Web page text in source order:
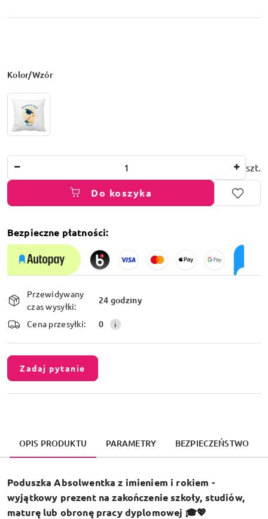
Wariant
Kolor/Wzór
szt.
Do koszyka
Bezpieczne płatności:
Dostępność
i
dostawa
Przewidywany
czas wysyłki:
24 godziny
Cena przesyłki: 0
Zadaj pytanie
OPIS PRODUKTU PARAMETRY BEZPIECZEŃSTWO
Poduszka Absolwentka z imieniem i rokiem -
wyjątkowy prezent na zakończenie szkoły, studiów,
maturę lub obronę pracy dyplomowej 🎓💖